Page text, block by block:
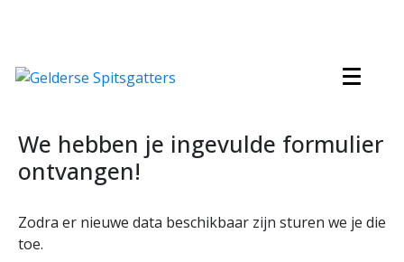
We hebben je ingevulde formulier
ontvangen!
Zodra er nieuwe data beschikbaar zijn sturen we je die
toe.